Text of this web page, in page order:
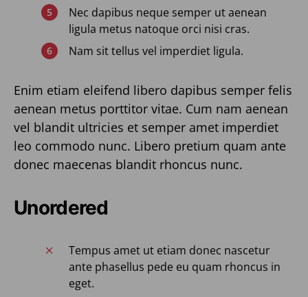
Nec dapibus neque semper ut aenean
ligula metus natoque orci nisi cras.
Nam sit tellus vel imperdiet ligula.
Enim etiam eleifend libero dapibus semper felis
aenean metus porttitor vitae. Cum nam aenean
vel blandit ultricies et semper amet imperdiet
leo commodo nunc. Libero pretium quam ante
donec maecenas blandit rhoncus nunc.
Unordered
Tempus amet ut etiam donec nascetur
ante phasellus pede eu quam rhoncus in
eget.